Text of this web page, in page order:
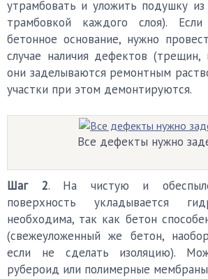
утрамбовать и уложить подушку из
трамбовкой каждого слоя).
бетонное основание, нужно
случае наличия дефектов
они заделываются ремонтным
участки при этом демонтируются.
Все дефекты нужно
Шаг 2. На чистую и
поверхность укладывается
необходима, так как бетон
(свежеуложенный же бетон,
если не сделать изоляцию).
рубероид или полимерные